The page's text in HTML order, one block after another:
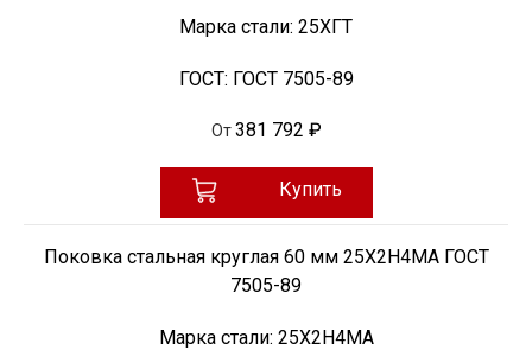
Марка стали: 25ХГТ
ГОСТ: ГОСТ 7505-89
От 381 792 ₽
Купить
Поковка стальная круглая 60 мм 25Х2Н4МА ГОСТ
7505-89
Марка стали: 25Х2Н4МА